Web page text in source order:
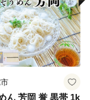
ん 芳岡 誉 黒帯 1k